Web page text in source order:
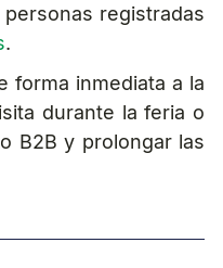
registradas
.
forma inmediata a la
durante la feria o
B2B y prolongar las